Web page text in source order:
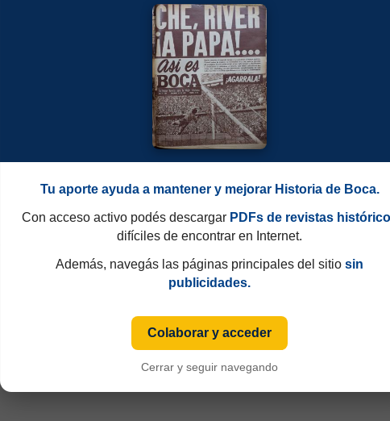
Tu aporte ayuda a mantener y mejorar Historia de Boca.
Con acceso activo podés descargar PDFs de revistas
difíciles de encontrar en Internet.
Además, navegás las páginas principales del sitio sin
publicidades.
Colaborar y acceder
Cerrar y seguir navegando